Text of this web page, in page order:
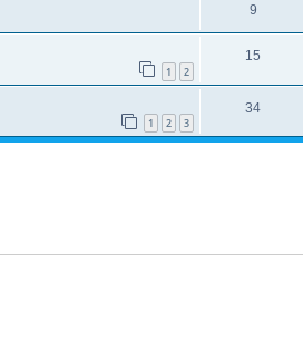
9
1 2
15
1 2 3
34